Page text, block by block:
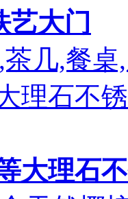
艺大门
大理石